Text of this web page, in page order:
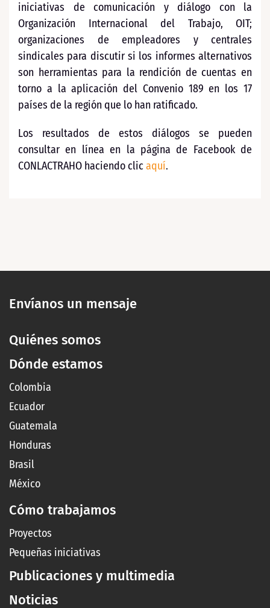
iniciativas de comunicación y diálogo con la
Organización Internacional del Trabajo, OIT;
organizaciones de empleadores y centrales
sindicales para discutir si los informes alternativos
son herramientas para la rendición de cuentas en
torno a la aplicación del Convenio 189 en los 17
países de la región que lo han ratificado.
Los resultados de estos diálogos se pueden
consultar en línea en la página de Facebook de
CONLACTRAHO haciendo clicaquí.
Envíanos un mensaje
Quiénes somos
Dónde estamos
Colombia
Ecuador
Guatemala
Honduras
Brasil
México
Cómo trabajamos
Proyectos
Pequeñas iniciativas
Publicaciones y multimedia
Noticias